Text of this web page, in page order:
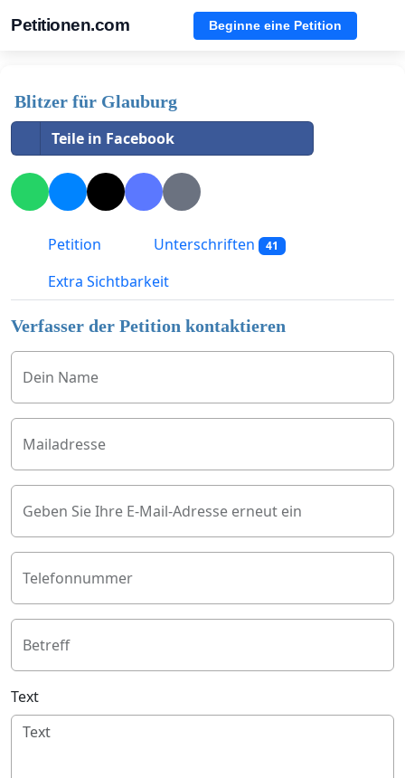
Petitionen.com Beginne eine Petition
Blitzer für Glauburg
Teile in Facebook
Petition Unterschriften 41
Extra Sichtbarkeit
Verfasser der Petition kontaktieren
Dein Name
Mailadresse
Geben Sie Ihre E-Mail-Adresse erneut ein
Telefonnummer
Betreff
Text